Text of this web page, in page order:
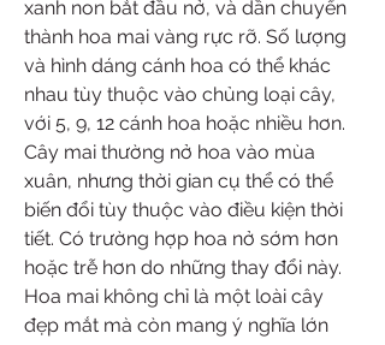
xanh non bắt đầu nở, và dần chuyển
thành hoa mai vàng rực rỡ. Số lượng
và hình dáng cánh hoa có thể khác
nhau tùy thuộc vào chủng loại cây,
với 5, 9, 12 cánh hoa hoặc nhiều hơn.
Cây mai thường nở hoa vào mùa
xuân, nhưng thời gian cụ thể có thể
biến đổi tùy thuộc vào điều kiện thời
tiết. Có trường hợp hoa nở sớm hơn
hoặc trễ hơn do những thay đổi này.
Hoa mai không chỉ là một loài cây
đẹp mắt mà còn mang ý nghĩa lớn